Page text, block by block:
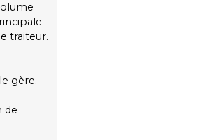
traiteur.
gère.
de